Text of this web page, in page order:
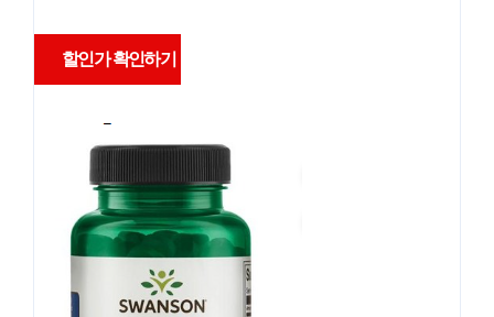
할인가 확인하기